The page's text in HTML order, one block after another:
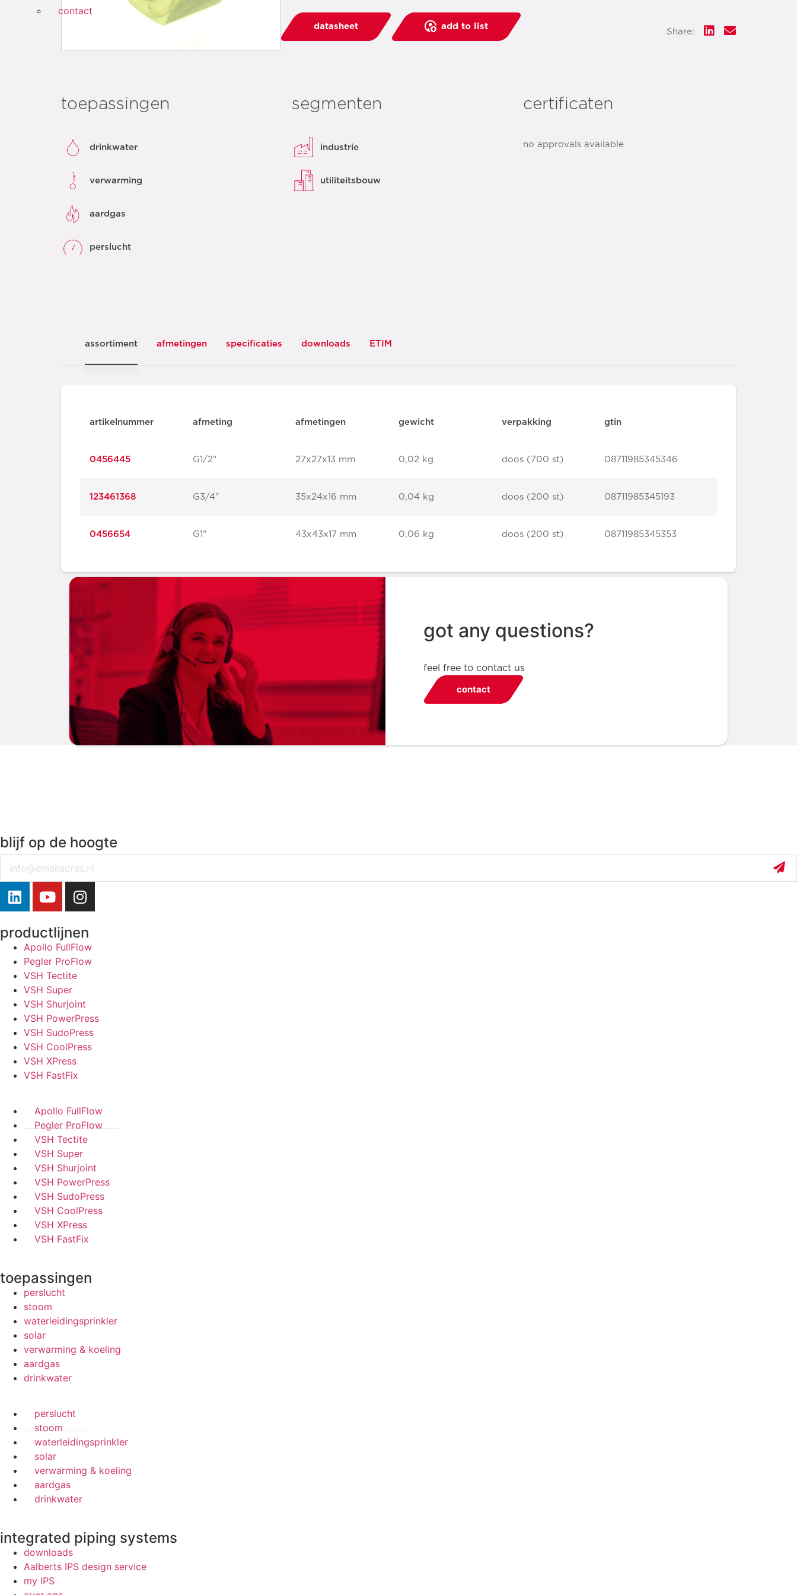
contact
datasheet add to list
Share:
toepassingen
drinkwater
verwarming
aardgas
perslucht
segmenten
industrie
utiliteitsbouw
certificaten
no approvals available
assortiment afmetingen specificaties downloads ETIM
artikelnummer afmeting afmetingen gewicht verpakking gtin
0456445 G1/2" 27x27x13 mm 0,02 kg doos (700 st) 08711985345346
123461368 G3/4" 35x24x16 mm 0,04 kg doos (200 st) 08711985345193
0456654 G1" 43x43x17 mm 0,06 kg doos (200 st) 08711985345353
got any questions?
feel free to contact us
contact
blijf op de hoogte
productlijnen
Apollo FullFlow
Pegler ProFlow
VSH Tectite
VSH Super
VSH Shurjoint
VSH PowerPress
VSH SudoPress
VSH CoolPress
VSH XPress
VSH FastFix
Apollo FullFlow
Pegler ProFlow
VSH Tectite
VSH Super
VSH Shurjoint
VSH PowerPress
VSH SudoPress
VSH CoolPress
VSH XPress
VSH FastFix
toepassingen
perslucht
stoom
waterleidingsprinkler
solar
verwarming & koeling
aardgas
drinkwater
perslucht
stoom
waterleidingsprinkler
solar
verwarming & koeling
aardgas
drinkwater
integrated piping systems
downloads
Aalberts IPS design service
my IPS